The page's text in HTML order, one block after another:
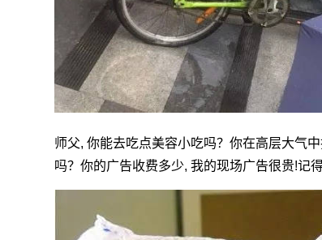
师父, 你能去吃点美容小吃吗？你在高层大气
吗？你的广告收费多少, 我的现场广告很贵!记